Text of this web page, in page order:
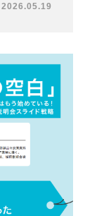
2026.05.19